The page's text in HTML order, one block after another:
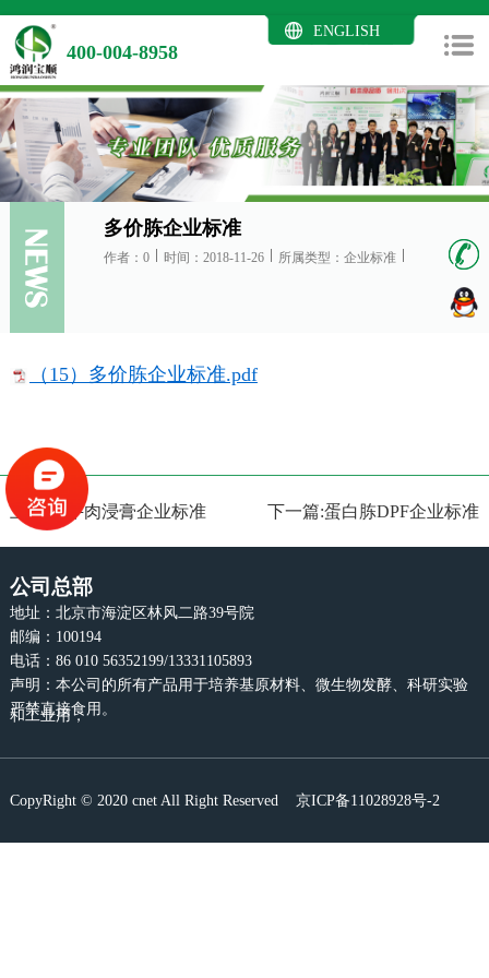
400-004-8958
ENGLISH
多价胨企业标准
作者：0 时间：2018-11-26 所属类型：企业标准
（15）多价胨企业标准.pdf
上一篇:牛肉浸膏企业标准 下一篇:蛋白胨DPF企业标准
公司总部
地址：北京市海淀区林风二路39号院
邮编：100194
电话：86 010 56352199/13331105893
声明：本公司的所有产品用于培养基原材料、微生物发酵、科研实验
和工业用，
严禁直接食用。
CopyRight © 2020 cnet All Right Reserved 京ICP备11028928号-2